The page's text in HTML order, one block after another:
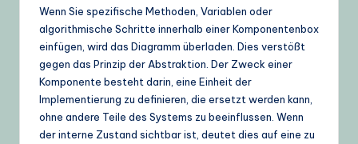
Wenn Sie spezifische Methoden, Variablen oder
algorithmische Schritte innerhalb einer Komponentenbox
einfügen, wird das Diagramm überladen. Dies verstößt
gegen das Prinzip der Abstraktion. Der Zweck einer
Komponente besteht darin, eine Einheit der
Implementierung zu definieren, die ersetzt werden kann,
ohne andere Teile des Systems zu beeinflussen. Wenn
der interne Zustand sichtbar ist, deutet dies auf eine zu